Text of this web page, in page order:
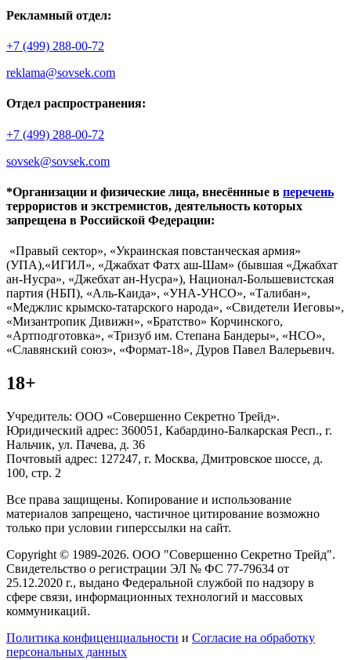
Рекламный отдел:
+7 (499) 288-00-72
reklama@sovsek.com
Отдел распространения:
+7 (499) 288-00-72
sovsek@sovsek.com
*Организации и физические лица, внесённные в перечень
террористов и экстремистов, деятельность которых
запрещена в Российской Федерации:
«Правый сектор», «Украинская повстанческая армия»
(УПА),«ИГИЛ», «Джабхат Фатх аш-Шам» (бывшая «Джабхат
ан-Нусра», «Джебхат ан-Нусра»), Национал-Большевистская
партия (НБП), «Аль-Каида», «УНА-УНСО», «Талибан»,
«Меджлис крымско-татарского народа», «Свидетели Иеговы»,
«Мизантропик Дивижн», «Братство» Корчинского,
«Артподготовка», «Тризуб им. Степана Бандеры», «НСО»,
«Славянский союз», «Формат-18», Дуров Павел Валерьевич.
18+
Учредитель: ООО «Совершенно Секретно Трейд».
Юридический адрес: 360051, Кабардино-Балкарская Респ., г.
Нальчик, ул. Пачева, д. 36
Почтовый адрес: 127247, г. Москва, Дмитровское шоссе, д.
100, стр. 2
Все права защищены. Копирование и использование
материалов запрещено, частичное цитирование возможно
только при условии гиперссылки на сайт.
Copyright © 1989-2026. ООО "Совершенно Секретно Трейд".
Свидетельство о регистрации ЭЛ № ФС 77-79634 от
25.12.2020 г., выдано Федеральной службой по надзору в
сфере связи, информационных технологий и массовых
коммуникаций.
Политика конфиценциальности и Согласие на обработку
персональных данных